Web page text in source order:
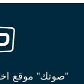
"صوتك" موقع